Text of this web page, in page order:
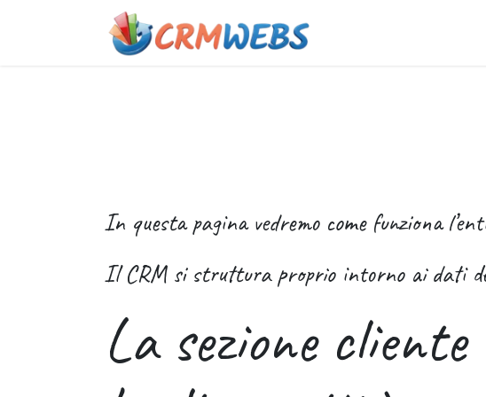
Passa al contenuto
In questa pagina vedremo come funziona
Il CRM si struttura proprio intorno ai dati
La sezione